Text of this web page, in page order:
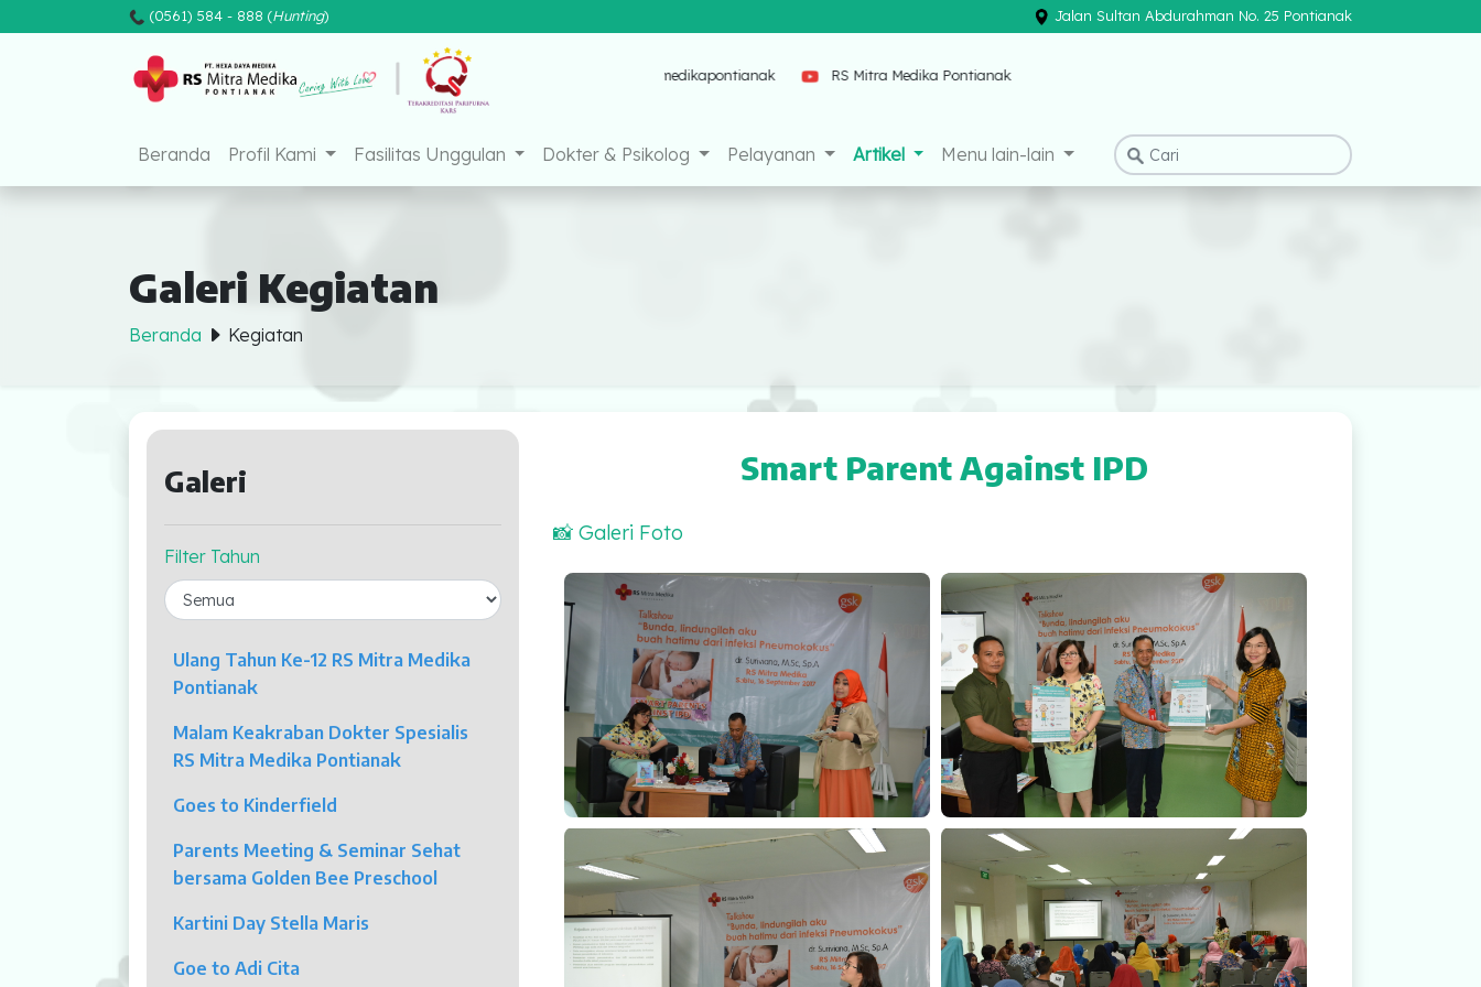
(0561) 584 - 888 (Hunting) Jalan Sultan Abdurahman No. 25 Pontianak
Mitra Medika Pontianak mitramedikapontianak RS Mitra Medika Pontianak
Beranda Profil Kami Fasilitas Unggulan Dokter & Psikolog Pelayanan Artikel Menu lain-lain
Profil Kami
Profil Kami
Fasilitas Unggulan
Endoskopi
Laparaskopi
Multi Slice CT-Scan 128 Slices
Dialisis
Mamografi
Galeri Kegiatan
Beranda Kegiatan
Galeri
Filter Tahun
Ulang Tahun Ke-12 RS Mitra Medika
Pontianak
Malam Keakraban Dokter Spesialis
RS Mitra Medika Pontianak
Goes to Kinderfield
Parents Meeting & Seminar Sehat
bersama Golden Bee Preschool
Kartini Day Stella Maris
Goe to Adi Cita
Smart Parent Against IPD
📸 Galeri Foto
Smart Parent Against IPD Smart Parent Against IPD
Smart Parent Against IPD Smart Parent Against IPD